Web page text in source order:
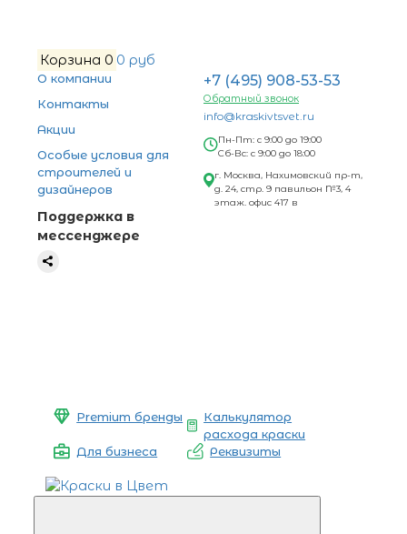
Корзина 0 0 руб
О компании
Контакты
Акции
Особые условия для
строителей и
дизайнеров
Поддержка в
мессенджере
+7 (495) 908-53-53
Обратный звонок
info@kraskivtsvet.ru
Пн-Пт: с 9:00 до 19:00
Сб-Вс: с 9:00 до 18:00
г. Москва, Нахимовский пр-т,
д. 24, стр. 9 павильон №3, 4
этаж. офис 417 в
Premium бренды
Калькулятор
расхода краски
Для бизнеса
Реквизиты